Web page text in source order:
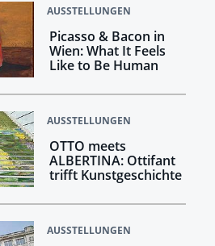
AUSSTELLUNGEN
Picasso & Bacon in
Wien: What It Feels
Like to Be Human
AUSSTELLUNGEN
OTTO meets
ALBERTINA: Ottifant
trifft Kunstgeschichte
AUSSTELLUNGEN